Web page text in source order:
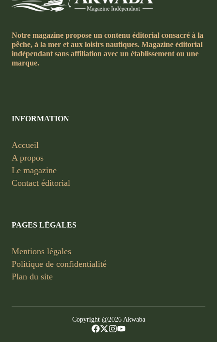
Notre magazine propose un contenu éditorial consacré à la
pêche, à la mer et aux loisirs nautiques. Magazine éditorial
indépendant sans affiliation avec un établissement ou une
marque.
INFORMATION
Accueil
A propos
Le magazine
Contact éditorial
PAGES LÉGALES
Mentions légales
Politique de confidentialité
Plan du site
Copyright @2026 Akwaba